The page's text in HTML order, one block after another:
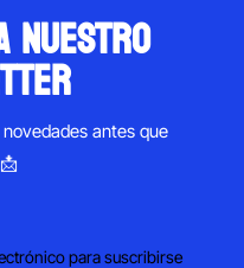
nuestro
antes que
para suscribirse